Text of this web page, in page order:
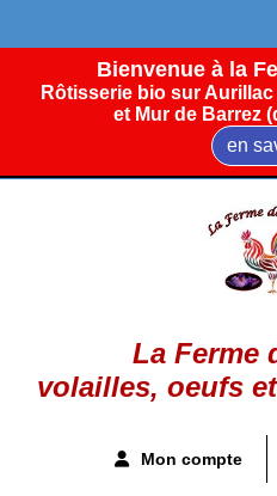
Bienvenue à la
Rôtisserie bio sur
et Mur de Barrez
en
La Ferme
volailles, oeufs
Mon compte